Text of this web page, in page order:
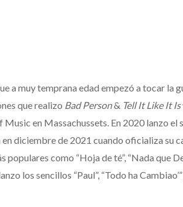
a muy temprana edad empezó a tocar la
que realizo Bad Person& Tell It Like It Is
en Massachussets. En 2020 lanzo el
diciembre de 2021 cuando oficializa su
como “Hoja de té”, “Nada que
los sencillos “Paul”, “Todo ha